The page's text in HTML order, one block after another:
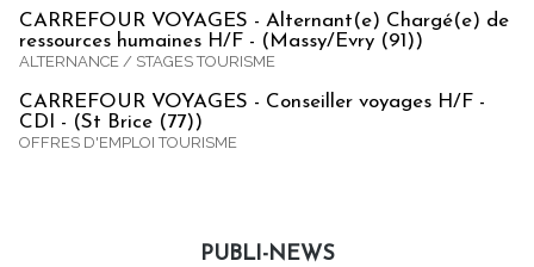
CARREFOUR VOYAGES - Alternant(e) Chargé(e) de
ressources humaines H/F - (Massy/Evry (91))
ALTERNANCE / STAGES TOURISME
CARREFOUR VOYAGES - Conseiller voyages H/F -
CDI - (St Brice (77))
OFFRES D'EMPLOI TOURISME
PUBLI-NEWS